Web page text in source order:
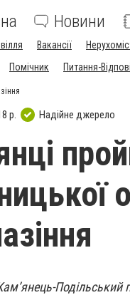
Новини
Вакансії
Помічник Питання-
р. Надійне джерело